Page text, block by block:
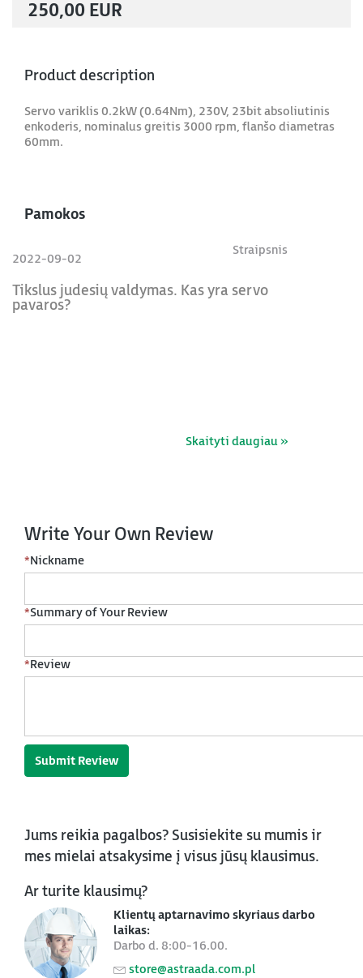
250,00 EUR
Product description
Servo variklis 0.2kW (0.64Nm), 230V, 23bit absoliutinis
enkoderis, nominalus greitis 3000 rpm, flanšo diametras
60mm.
Pamokos
Straipsnis
2022-09-02
Tikslus judesių valdymas. Kas yra servo
pavaros?
Skaityti daugiau »
Write Your Own Review
*Nickname
*Summary of Your Review
*Review
Submit Review
Jums reikia pagalbos? Susisiekite su mumis ir
mes mielai atsakysime į visus jūsų klausimus.
Ar turite klausimų?
Klientų aptarnavimo skyriaus darbo
laikas:
Darbo d. 8:00-16.00.
store@astraada.com.pl